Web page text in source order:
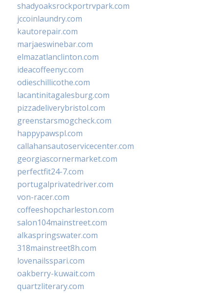
shadyoaksrockportrvpark.com
jccoinlaundry.com
kautorepair.com
marjaeswinebar.com
elmazatlanclinton.com
ideacoffeenyc.com
odieschillicothe.com
lacantinitagalesburg.com
pizzadeliverybristol.com
greenstarsmogcheck.com
happypawspl.com
callahansautoservicecenter.com
georgiascornermarket.com
perfectfit24-7.com
portugalprivatedriver.com
von-racer.com
coffeeshopcharleston.com
salon104mainstreet.com
alkaspringswater.com
318mainstreet8h.com
lovenailsspari.com
oakberry-kuwait.com
quartzliterary.com